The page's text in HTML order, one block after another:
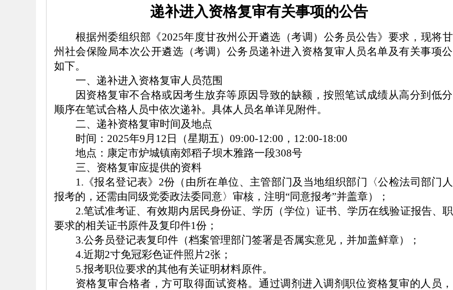
递补进入资格复审有关事项的公告
根据州委组织部《2025年度甘孜州 公开遴选 （考调）公务员公告》要求，现将
州社会保险局本次公开遴选 （考调） 公务员递补进入资格复审人员名单及有关事项
如下。
一、 递补进入资格复审人员范围
因资格复审不合格或因考生放弃等原因导致的缺额，按照笔试成绩从高分到低
顺序在笔试合格人员中依次递补。 具体人员名单详见附件。
二、 递补资格复审时间及地点
时间： 2025年9月12日（星期五） 09:00-12:00， 12:00-18:00
地点： 康定市炉城镇南郊稻子坝木雅路一段308号
三、资格复审应提供的资料
1.《报名登记表》2份（由所在单位、主管部门及当地组织部门〈公检法司部门
报考的，还需由同级党委政法委同意〉审核，注明“同意报考”并盖章）；
2.笔试准考证、有效期内居民身份证、学历（学位）证书、学历在线验证报告、
要求的相关证书原件及复印件1份；
3.公务员登记表复印件（档案管理部门签署是否属实意见，并加盖鲜章）；
4.近期2寸免冠彩色证件照片2张；
5.报考职位要求的其他有关证明材料原件。
资格复审合格者，方可取得面试资格。通过调剂进入调剂职位资格复审的人员